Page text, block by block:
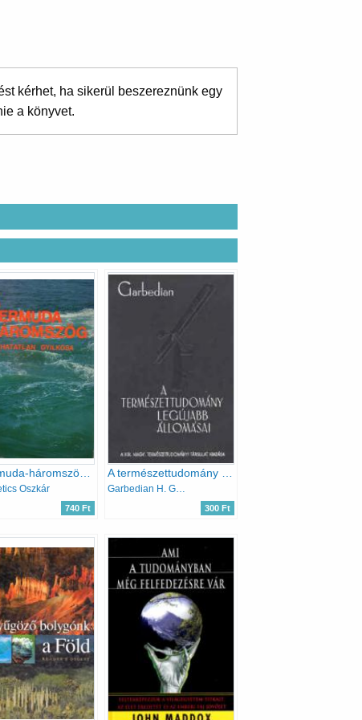
kérhet, ha sikerül beszereznünk egy
a könyvet.
A Bermuda-háromszög láthatatlan gyilkosa
Oszkár
740 Ft
A természettudomány legújabb állomásai
Garbedian H. Gordon
300 Ft